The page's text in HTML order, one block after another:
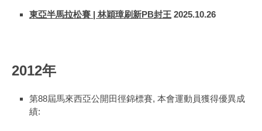
東亞半馬拉松賽 | 林穎璋刷新PB封王 2025.10.26
2012年
第88屆馬來西亞公開田徑錦標賽, 本會運動員獲得優異成
績: